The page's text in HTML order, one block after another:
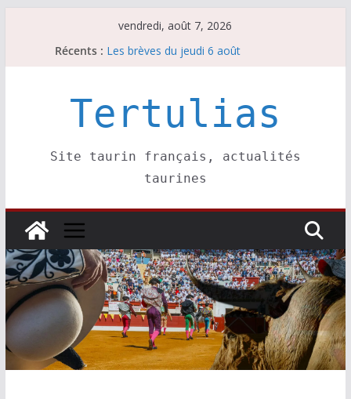
vendredi, août 7, 2026
Récents : Escalafón 2026 – novilleros –
Les brèves du jeudi 6 août
Escalafón 2026 – matadors de toros-
Tertulias
Site taurin français, actualités
taurines